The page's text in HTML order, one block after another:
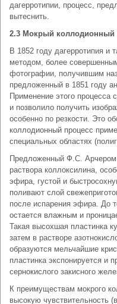
дагерротипии, процесс,
вытеснить.
2.3 Мокрый коллодионный
В 1852 году дагерротипия
методом, более
фотографии, получившим
предложенный в 1851 году
Применение этого процесса
и позволило получить
особенно по резкости. Это
коллодионный процесс
специальных областях
Предложенный Ф.С. Арчером
раствора коллоксилина,
эфира, густой и
поливают слой
после испарения эфира. До
остается влажным и
Такая высохшая пластинка
затем в растворе
образуются мельчайшие
пластинка экспонируется и
сернокислого закисного
К преимуществам мокрого
высокую чувствительность